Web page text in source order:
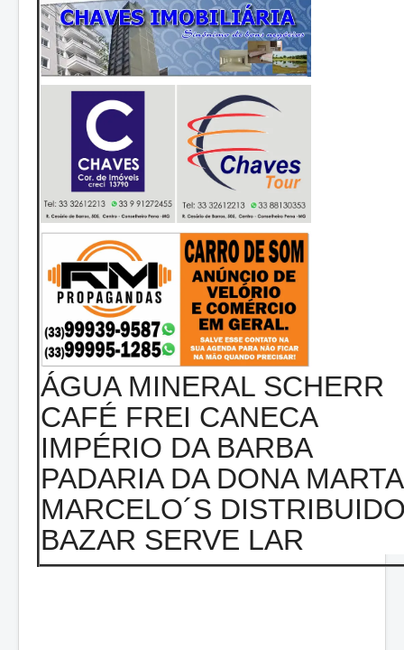
ÁGUA MINERAL SCHERR
CAFÉ FREI CANECA
IMPÉRIO DA BARBA
PADARIA DA DONA MARTA
MARCELO´S
BAZAR SERVE LAR